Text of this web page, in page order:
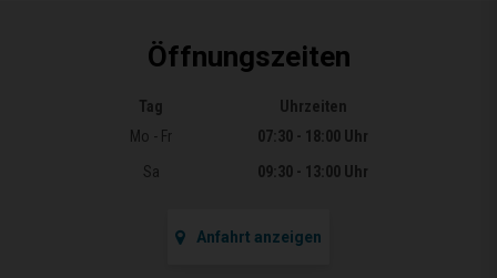
Öffnungszeiten
Öffnungszeiten
Tag
Uhrzeiten
Mo - Fr
07:30 - 18:00 Uhr
Sa
09:30 - 13:00 Uhr
Anfahrt anzeigen